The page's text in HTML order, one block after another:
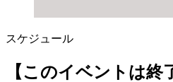
スケジュール
【このイベントは終